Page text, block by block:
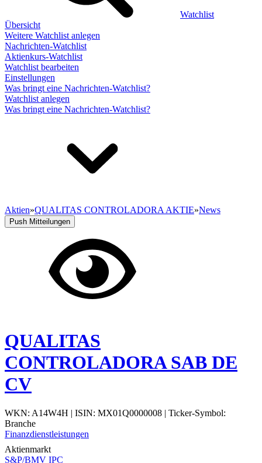
Watchlist
Übersicht
Weitere Watchlist anlegen
Nachrichten-Watchlist
Aktienkurs-Watchlist
Watchlist bearbeiten
Einstellungen
Was bringt eine Nachrichten-Watchlist?
Watchlist anlegen
Was bringt eine Nachrichten-Watchlist?
Aktien»QUALITAS CONTROLADORA AKTIE»News
Push Mitteilungen
QUALITAS
CONTROLADORA SAB DE
CV
WKN: A14W4H | ISIN: MX01Q0000008 | Ticker-Symbol:
Branche
Finanzdienstleistungen
Aktienmarkt
S&P/BMV IPC